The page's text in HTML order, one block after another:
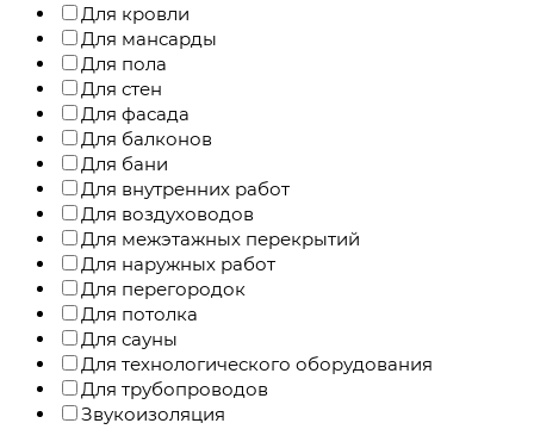
Для кровли
Для мансарды
Для пола
Для стен
Для фасада
Для балконов
Для бани
Для внутренних работ
Для воздуховодов
Для межэтажных перекрытий
Для наружных работ
Для перегородок
Для потолка
Для сауны
Для технологического оборудования
Для трубопроводов
Звукоизоляция